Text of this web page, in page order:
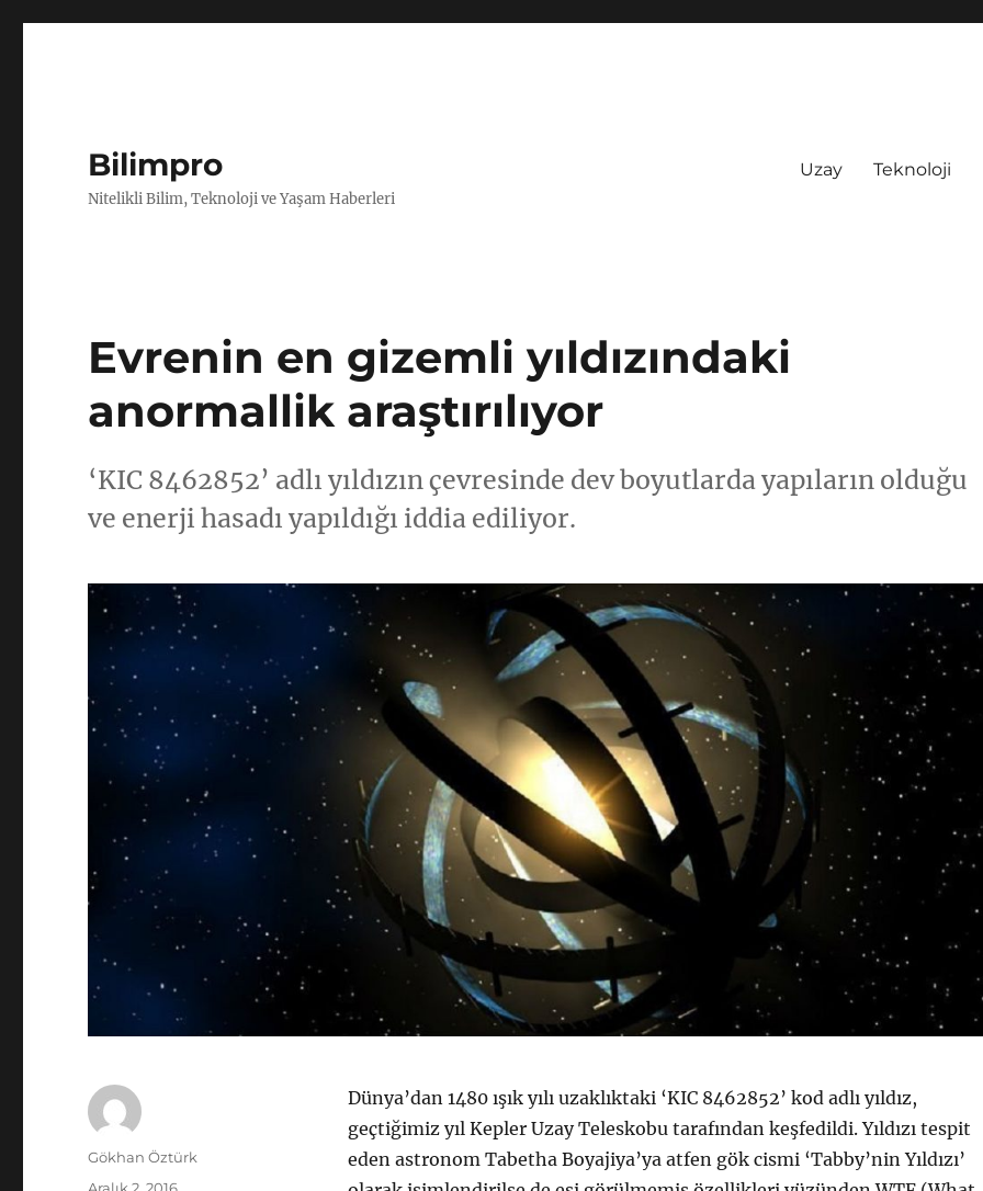
Bilimpro
Nitelikli Bilim, Teknoloji ve Yaşam Haberleri
Uzay Teknoloji
Evrenin en gizemli yıldızındaki
anormallik araştırılıyor
‘KIC 8462852’ adlı yıldızın çevresinde dev boyutlarda yapıların olduğu
ve enerji hasadı yapıldığı iddia ediliyor.
Dünya’dan 1480 ışık yılı uzaklıktaki ‘KIC 8462852’ kod adlı yıldız,
geçtiğimiz yıl Kepler Uzay Teleskobu tarafından keşfedildi. Yıldızı tespit
eden astronom Tabetha Boyajiya’ya atfen gök cismi ‘Tabby’nin Yıldızı’
Yazar
Gökhan Öztürk
Yayın